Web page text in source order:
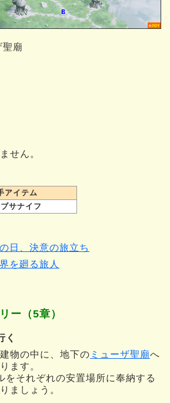
聖廟
せん。
アイテム
サナイフ
日、決意の旅立ち
を廻る旅人
ー（5章）
く
物の中に、地下の ミューザ聖廟へ
ます。
をそれぞれの安置場所に奉納する
ましょう。